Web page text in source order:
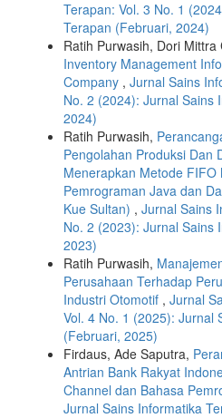
Terapan: Vol. 3 No. 1
Terapan (Februari, 2024)
Ratih Purwasih, Dori Mittra
Inventory Management
Company , Jurnal Sains
No. 2 (2024): Jurnal Sains
2024)
Ratih Purwasih,
Pengolahan Produksi Dan
Menerapkan Metode
Pemrograman Java dan
Kue Sultan) , Jurnal Sains
No. 2 (2023): Jurnal Sains
2023)
Ratih Purwasih,
Perusahaan Terhadap
Industri Otomotif , Jurnal
Vol. 4 No. 1 (2025): Jurnal
(Februari, 2025)
Firdaus, Ade Saputra,
Antrian Bank Rakyat
Channel dan Bahasa
Jurnal Sains Informatika